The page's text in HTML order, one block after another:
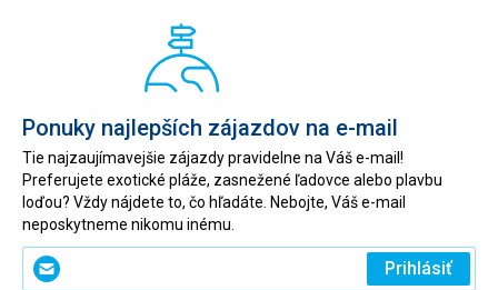
Ponuky najlepších zájazdov na e-mail
Tie najzaujímavejšie zájazdy pravidelne na Váš e-mail!
Preferujete exotické pláže, zasnežené ľadovce alebo plavbu
loďou? Vždy nájdete to, čo hľadáte. Nebojte, Váš e-mail
neposkytneme nikomu inému.
Zadajte
svoj
Prihlásiť